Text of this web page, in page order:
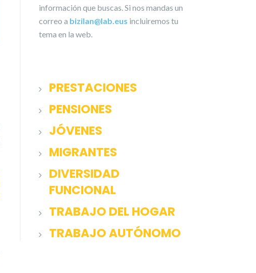
información que buscas. Si nos mandas un
correo a bizilan@lab.eus incluiremos tu
tema en la web.
PRESTACIONES
PENSIONES
JÓVENES
MIGRANTES
DIVERSIDAD
FUNCIONAL
TRABAJO DEL HOGAR
TRABAJO AUTÓNOMO